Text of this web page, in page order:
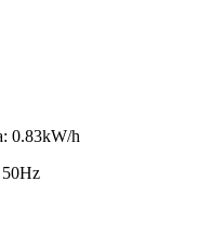
0.83kW/h
50Hz